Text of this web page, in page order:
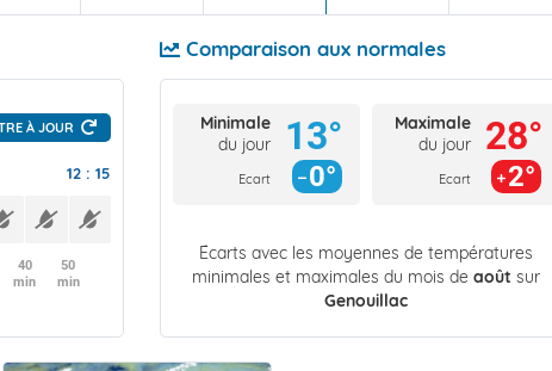
À JOUR
12 : 15
40
min
50
min
Comparaison aux normales
Minimale
du jour
Ecart
13°
0°
Maximale
du jour
Ecart
28°
2°
Écarts avec les moyennes de températures
minimales et maximales du mois de août sur
Genouillac